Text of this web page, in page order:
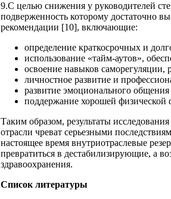
9.С целью снижения у руководителей
подверженность которому достаточно
рекомендации [10], включающие:
определение краткосрочных и
использование «тайм-аутов»,
освоение навыков саморегуляции,
личностное развитие и
развитие эмоционального
поддержание хорошей
Таким образом, результаты
отрасли чреват серьезными
настоящее время внутриотраслевые
превратиться в дестабилизирующие, а
здравоохранения.
Список литературы